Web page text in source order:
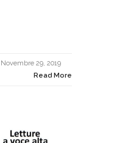
29, 2019
Read More